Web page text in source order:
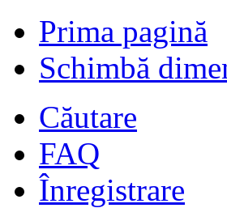
Prima pagină
Schimbă
Căutare
FAQ
Înregistrare